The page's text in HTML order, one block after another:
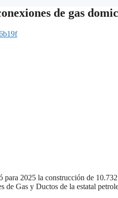
de gas
2025 la construcción de
de Gas y Ductos de la estatal